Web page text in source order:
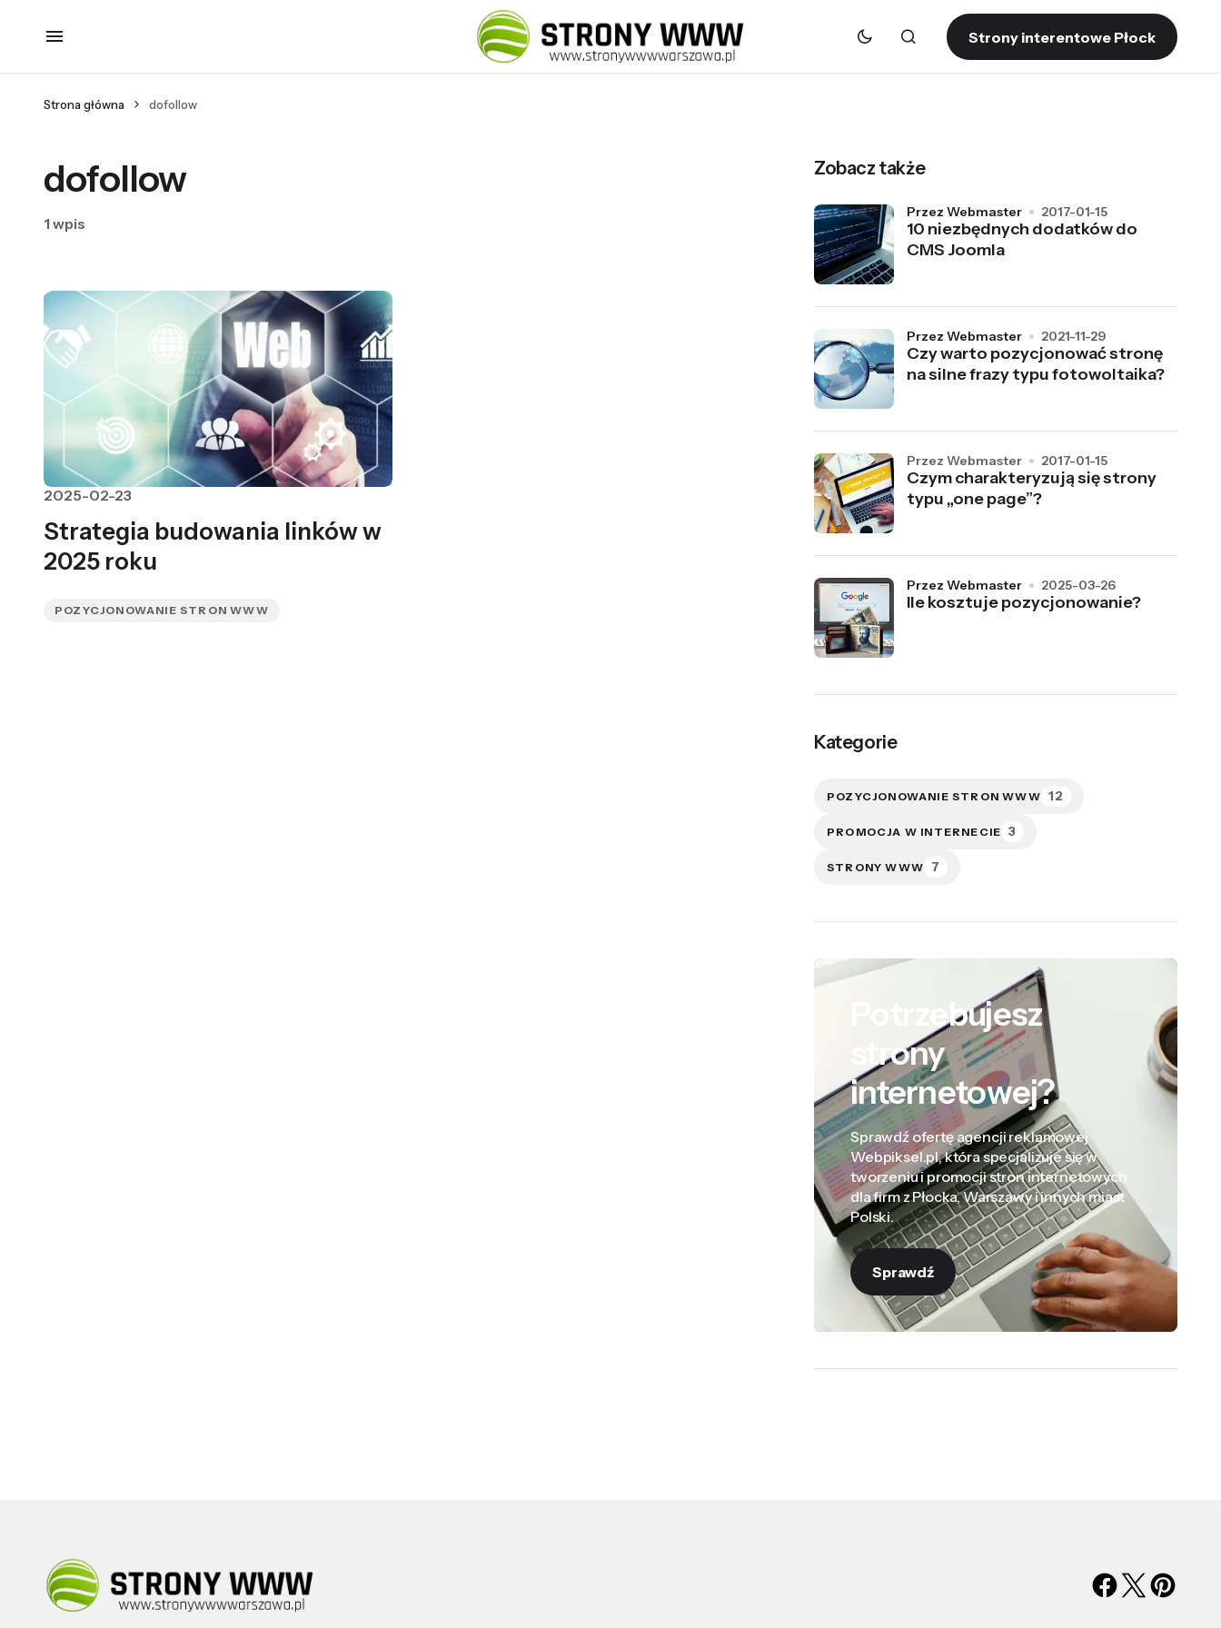
Strony interentowe Płock
Strona główna dofollow
dofollow
1 wpis
2025-02-23
Strategia budowania linków w
2025 roku
POZYCJONOWANIE STRON WWW
Zobacz także
10 niezbędnych dodatków do
CMS Joomla
przez Webmaster 2017-01-15
Czy warto pozycjonować stronę
na silne frazy typu fotowoltaika?
przez Webmaster 2021-11-29
Czym charakteryzują się strony
typu „one page”?
przez Webmaster 2017-01-15
Ile kosztuje pozycjonowanie?
przez Webmaster 2025-03-26
Kategorie
POZYCJONOWANIE STRON WWW 12
PROMOCJA W INTERNECIE 3
STRONY WWW 7
Potrzebujesz
strony
internetowej?
Sprawdź ofertę agencji reklamowej
Webpiksel.pl, która specjalizuje się w
tworzeniu i promocji stron internetowych
dla firm z Płocka, Warszawy i innych miast
Polski.
Sprawdź